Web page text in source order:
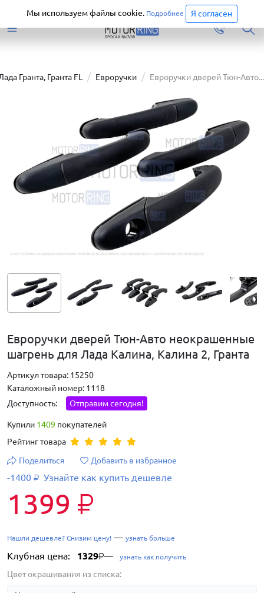
Перейти
Гранта, Гранта FL Евроручки Евроручки дверей Тюн-Авто...
Евроручки дверей Тюн-Авто неокрашенные
шагрень для Лада Калина, Калина 2, Гранта
Артикул товара: 15250
Каталожный номер: 1118
Доступность:
Отправим сегодня!
Купили 1409 покупателей
Рейтинг товара
Поделиться
Добавить в избранное
-1400 ₽ Узнайте как купить дешевле
1399 ₽
Нашли дешевле? Снизим цену! — узнать больше
Клубная цена: 1329₽— узнать как получить
Цвет окрашивания из списка:
Мы используем файлы cookie. Подробнее Я согласен